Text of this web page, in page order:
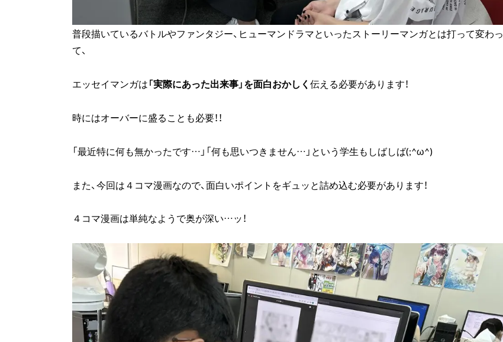
普段描いているバトルやファンタジー、ヒューマンドラマといったストーリーマンガとは打って変わっ
て、
エッセイマンガは「実際にあった出来事」を面白おかしく 伝える必要があります！
時にはオーバーに盛ることも必要！！
「最近特に何も無かったです…」「何も思いつきません…」という学生もしばしば(;^ω^)
また、今回は４コマ漫画なので、面白いポイントをギュッと詰め込む必要があります！
４コマ漫画は単純なようで奥が深い…ッ！